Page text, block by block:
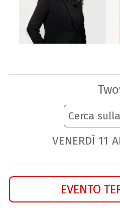
Cerca
VENERDÌ 11
EVENTO